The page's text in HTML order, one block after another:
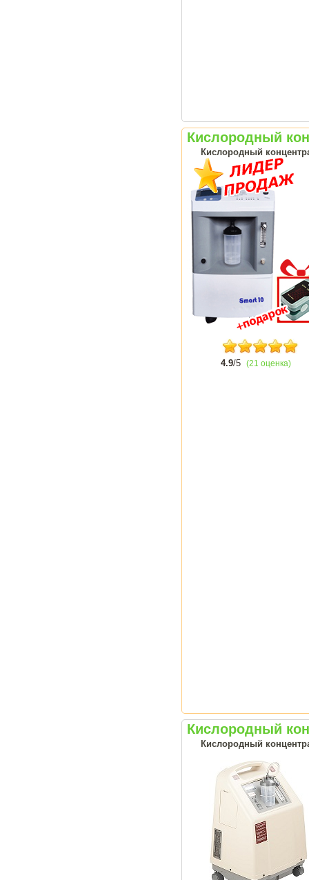
Кислородный
Кислородный
4.9/5 (21 оценка)
Кислородный
Кислородный